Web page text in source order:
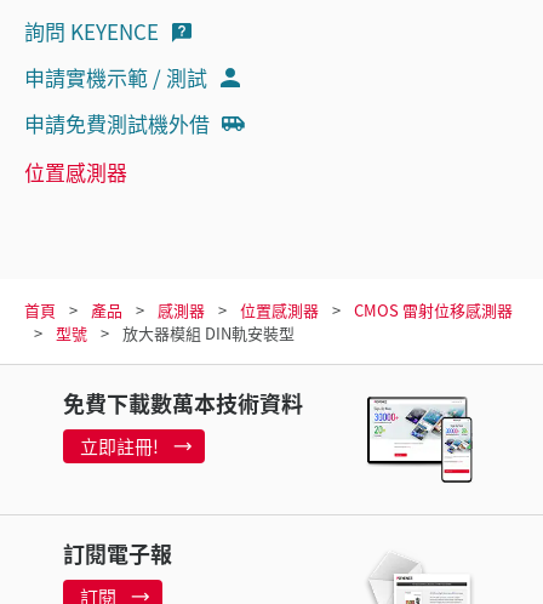
詢問 KEYENCE
申請實機示範 / 測試
申請免費測試機外借
位置感測器
首頁 產品 感測器 位置感測器
CMOS 雷射位移感測器
型號
放大器模組 DIN軌安裝型
免費下載數萬本技術資料
立即註冊!
訂閱電子報
訂閱